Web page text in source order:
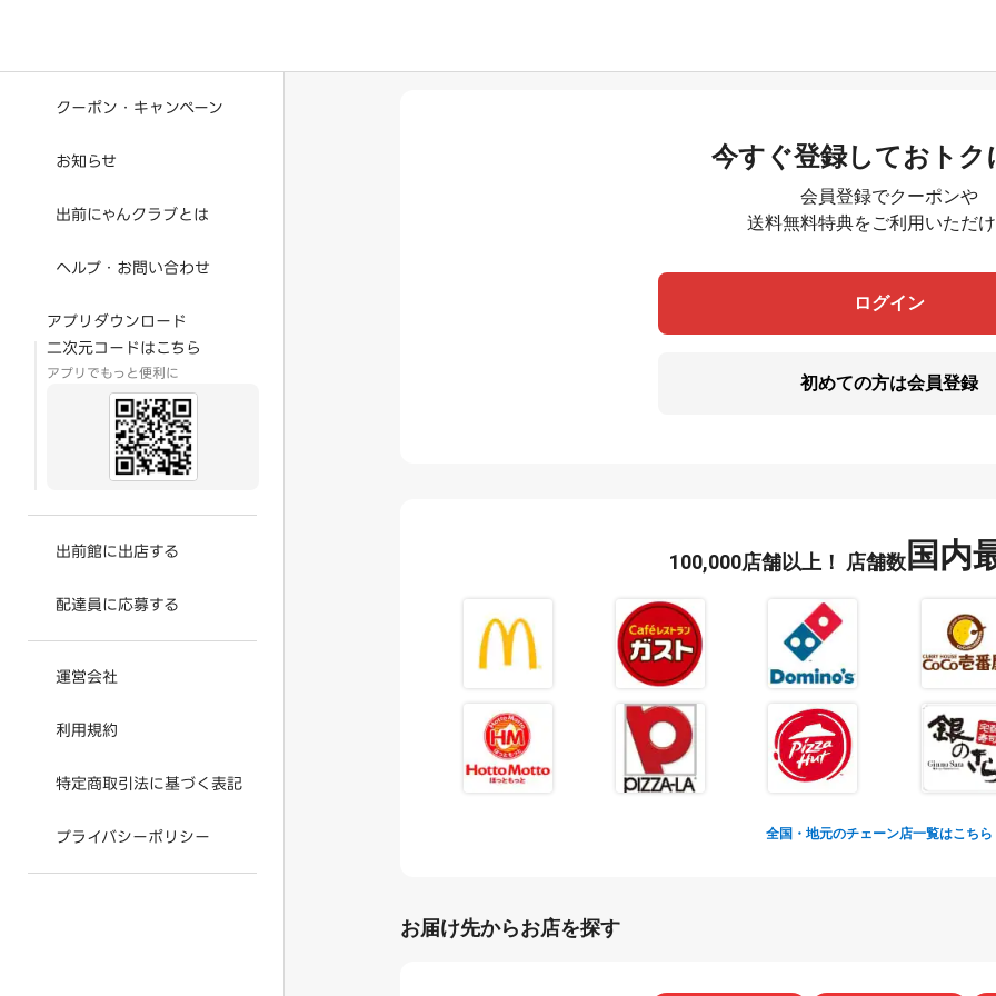
クーポン・キャンペーン
お知らせ
出前にゃんクラブとは
ヘルプ・お問い合わせ
アプリダウンロード
二次元コードはこちら
アプリでもっと便利に
出前館に出店する
配達員に応募する
運営会社
利用規約
特定商取引法に基づく表記
プライバシーポリシー
今すぐ登録しておトク
会員登録でクーポンや
送料無料特典をご利用いただ
ログイン
初めての方は会員登録
100,000店舗以上！ 店舗数国内
全国・地元のチェーン店一覧はこちら
お届け先からお店を探す